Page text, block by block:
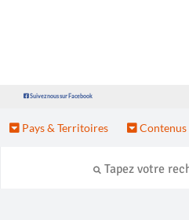
Suivez nous sur Facebook
Pays & Territoires Contenus